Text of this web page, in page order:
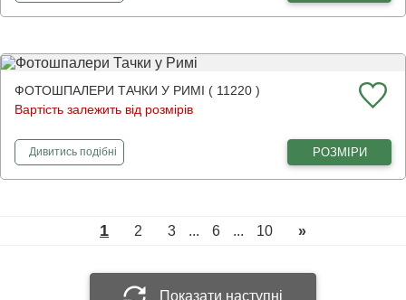
ФОТОШПАЛЕРИ ТАЧКИ У РИМІ ( 11220 )
Вартість залежить від розмірів
Дивитисьфотошпалери
подібні РОЗМІРИ
1 2 3 ... 6 ... 10 »
Показати наступні